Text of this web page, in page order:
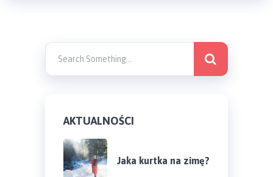
AKTUALNOŚCI
Jaka kurtka na zimę?